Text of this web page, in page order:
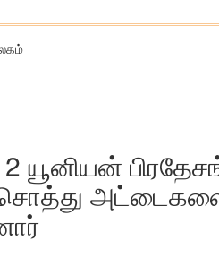
2 யூனியன்
சொத்து